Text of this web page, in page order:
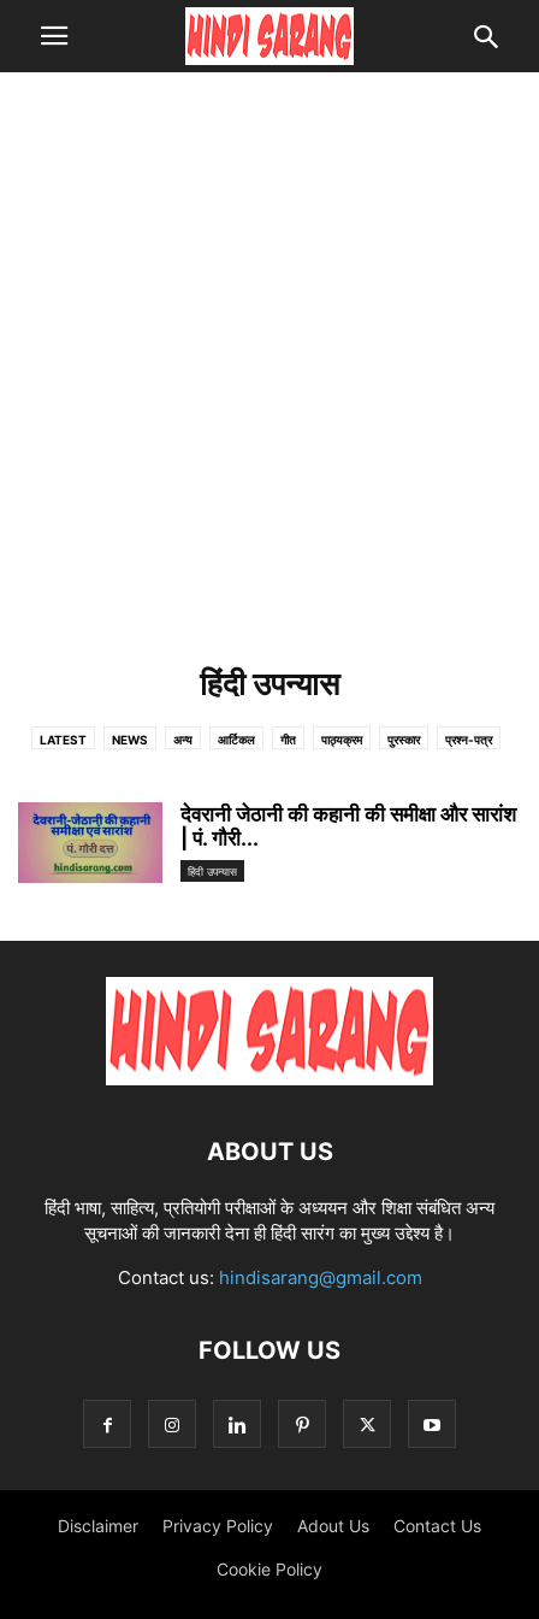
हिंदी उपन्यास
LATEST NEWS अन्य आर्टिकल गीत पाठ्यक्रम पुरस्कार प्रश्न-पत्र
देवरानी जेठानी की कहानी की समीक्षा और सारांश
| पं. गौरी...
हिंदी उपन्यास
ABOUT US
हिंदी भाषा, साहित्य, प्रतियोगी परीक्षाओं के अध्ययन और शिक्षा संबंधित अन्य
सूचनाओं की जानकारी देना ही हिंदी सारंग का मुख्य उद्देश्य है।
Contact us: hindisarang@gmail.com
FOLLOW US
Disclaimer Privacy Policy Adout Us Contact Us
Cookie Policy